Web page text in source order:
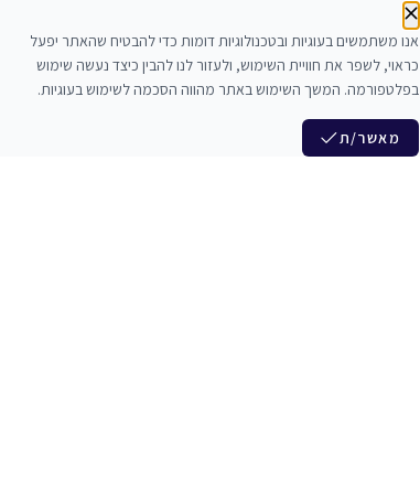
אנו משתמשים בעוגיות ובטכנולוגיות דומות כדי להבטיח שהאתר יפעל
כראוי, לשפר את חוויית השימוש, ולעזור לנו להבין כיצד נעשה שימוש
בפלטפורמה. המשך השימוש באתר מהווה הסכמה לשימוש בעוגיות.
מאשר/ת